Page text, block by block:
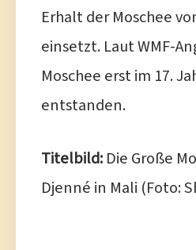
Erhalt der Moschee
einsetzt. Laut WMF-
Moschee erst im 17.
entstanden.
Titelbild: Die Große
Djenné in Mali (Foto: